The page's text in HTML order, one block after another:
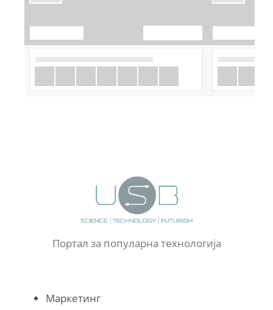
Портал за популарна технологија
Маркетинг